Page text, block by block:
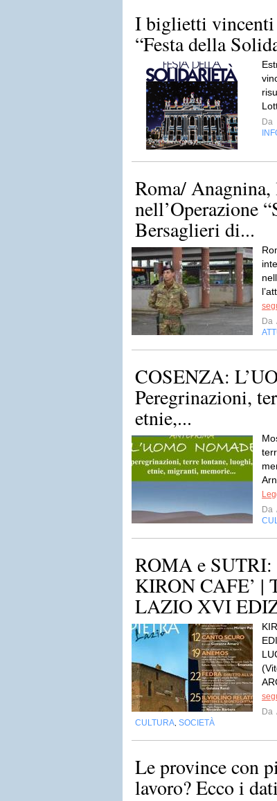
I biglietti
“Festa della
Da
Roma/ Anagnina,
nell’Operazione
Bersaglieri di...
Da
COSENZA:
Peregrinazioni,
etnie,...
Da
ROMA e
KIRON CAFE’ |
LAZIO XVI
Da
CULTURA SOCIETÀ
Le province con
lavoro? Ecco i